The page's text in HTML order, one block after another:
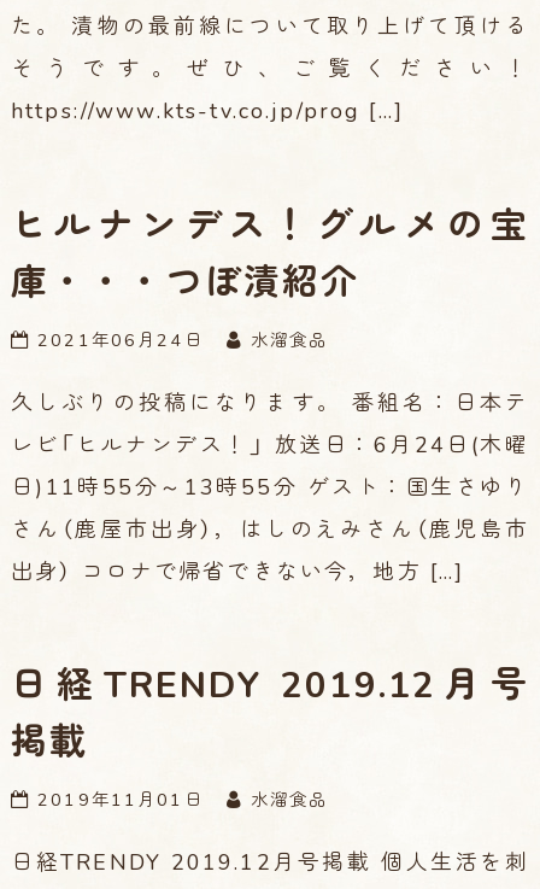
た。 漬物の最前線について取り上げて頂ける
そうです。ぜひ、ご覧ください！
https://www.kts-tv.co.jp/prog […]
ヒルナンデス！グルメの宝
庫・・・つぼ漬紹介
2021年06月24日 水溜食品
久しぶりの投稿になります。 番組名：日本テ
レビ「ヒルナンデス！」 放送日：6月24日(木曜
日)11時55分～13時55分 ゲスト：国生さゆり
さん（鹿屋市出身），はしのえみさん（鹿児島市
出身） コロナで帰省できない今，地方 […]
日経TRENDY 2019.12月号
掲載
2019年11月01日 水溜食品
日経TRENDY 2019.12月号掲載 個人生活を刺